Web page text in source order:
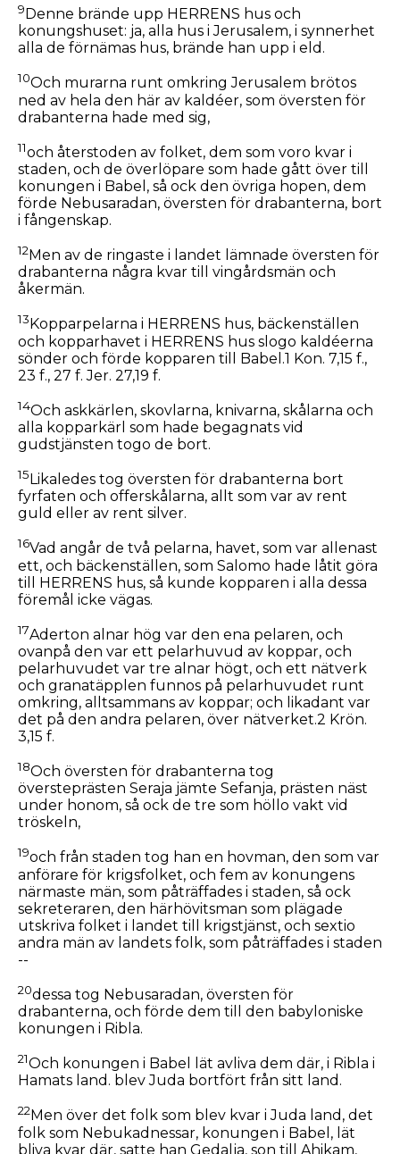
9 Denne brände upp HERRENS hus och
konungshuset: ja, alla hus i Jerusalem, i synnerhet
alla de förnämas hus, brände han upp i eld.
10Och murarna runt omkring Jerusalem brötos
ned av hela den här av kaldéer, som översten för
drabanterna hade med sig,
11och återstoden av folket, dem som voro kvar i
staden, och de överlöpare som hade gått över till
konungen i Babel, så ock den övriga hopen, dem
förde Nebusaradan, översten för drabanterna, bort
i fångenskap.
12 Men av de ringaste i landet lämnade översten för
drabanterna några kvar till vingårdsmän och
åkermän.
13 Kopparpelarna i HERRENS hus, bäckenställen
och kopparhavet i HERRENS hus slogo kaldéerna
sönder och förde kopparen till Babel.1 Kon. 7,15 f.,
23 f., 27 f. Jer. 27,19 f.
14Och askkärlen, skovlarna, knivarna, skålarna och
alla kopparkärl som hade begagnats vid
gudstjänsten togo de bort.
15 Likaledes tog översten för drabanterna bort
fyrfaten och offerskålarna, allt som var av rent
guld eller av rent silver.
16Vad angår de två pelarna, havet, som var allenast
ett, och bäckenställen, som Salomo hade låtit göra
till HERRENS hus, så kunde kopparen i alla dessa
föremål icke vägas.
17Aderton alnar hög var den ena pelaren, och
ovanpå den var ett pelarhuvud av koppar, och
pelarhuvudet var tre alnar högt, och ett nätverk
och granatäpplen funnos på pelarhuvudet runt
omkring, alltsammans av koppar; och likadant var
det på den andra pelaren, över nätverket.2 Krön.
3,15 f.
18Och översten för drabanterna tog
översteprästen Seraja jämte Sefanja, prästen näst
under honom, så ock de tre som höllo vakt vid
tröskeln,
19och från staden tog han en hovman, den som var
anförare för krigsfolket, och fem av konungens
närmaste män, som påträffades i staden, så ock
sekreteraren, den härhövitsman som plägade
utskriva folket i landet till krigstjänst, och sextio
andra män av landets folk, som påträffades i staden
--
20dessa tog Nebusaradan, översten för
drabanterna, och förde dem till den babyloniske
konungen i Ribla.
21Och konungen i Babel lät avliva dem där, i Ribla i
Hamats land. blev Juda bortfört från sitt land.
22Men över det folk som blev kvar i Juda land, det
folk som Nebukadnessar, konungen i Babel, lät
bliva kvar där, satte han Gedalja, son till Ahikam,